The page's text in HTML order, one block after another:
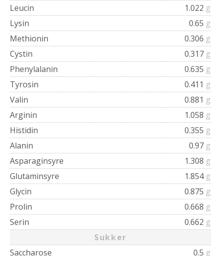
Leucin
1.022 g
Lysin
0.65 g
Methionin
0.306 g
Cystin
0.317 g
Phenylalanin
0.635 g
Tyrosin
0.411 g
Valin
0.881 g
Arginin
1.058 g
Histidin
0.355 g
Alanin
0.97 g
Asparaginsyre
1.308 g
Glutaminsyre
1.854 g
Glycin
0.875 g
Prolin
0.668 g
Serin
0.662 g
Sukker
Saccharose
0.5 g